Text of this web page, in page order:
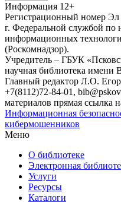
Информация 12+
Регистрационный номер
г. Федеральной службой по
информационных
(Роскомнадзор).
Учредитель – ГБУК
научная библиотека имени
Главный редактор Л.О.
+7(8112)72-84-01,
материалов прямая ссылка
Информационная
кибермошенников
Меню
О библиотеке
Электронная
Услуги
Ресурсы
Каталоги